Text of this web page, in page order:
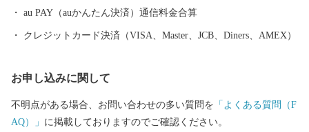
んと梱包されているか心配される方もいるかもしれません。もち
ろん様々な障がいにより苦手な作業もありますが、皆さんの高い
ているんだ」と誇りを持っています。手を抜くことはありませ
au PAY（auかんたん決済）通信料金合算
クレジットカード決済（VISA、Master、JCB、Diners、AMEX）
お申し込みに関して
不明点がある場合、お問い合わせの多い質問を 「よくある質問（F
AQ）」 に掲載しておりますのでご確認ください。